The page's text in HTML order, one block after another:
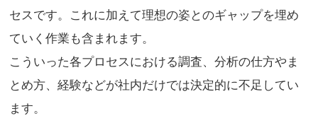
セスです。これに加えて理想の姿とのギャップを埋め
ていく作業も含まれます。
こういった各プロセスにおける調査、分析の仕方やま
とめ方、経験などが社内だけでは決定的に不足してい
ます。